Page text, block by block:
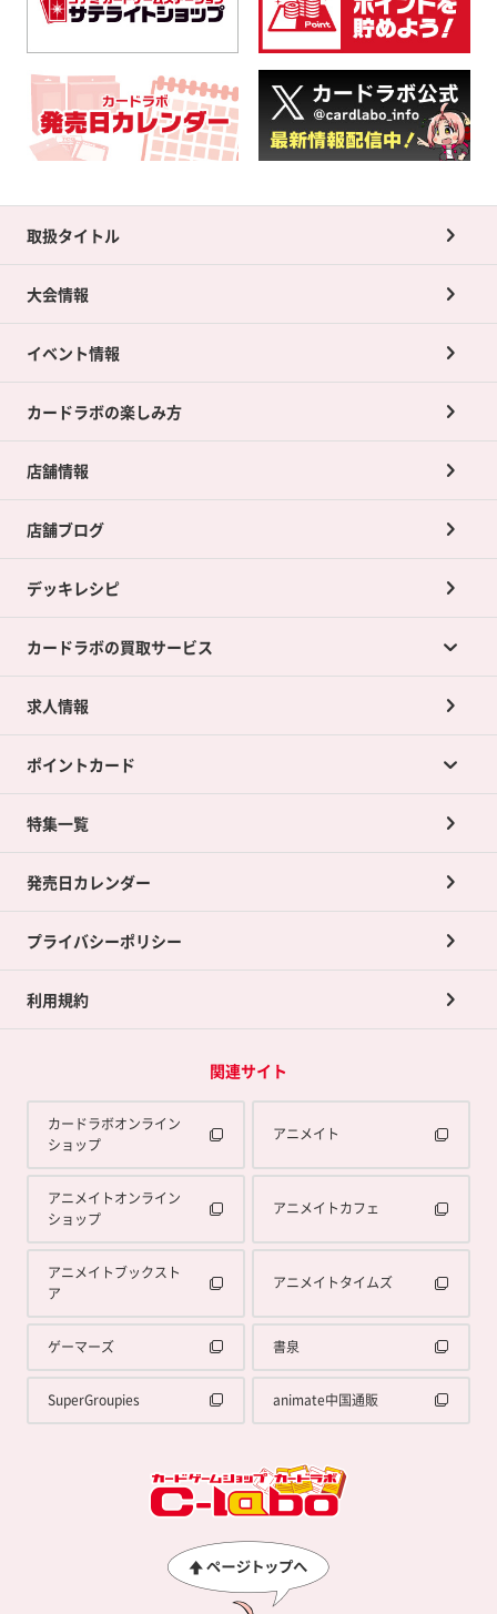
取扱タイトル
大会情報
イベント情報
カードラボの楽しみ方
店舗情報
店舗ブログ
デッキレシピ
カードラボの買取サービス
カードラボの買取サービスTOP
店舗買取について
ネット買取について
買取承諾書について
求人情報
ポイントカード
ポイントカードTOP
ポイント交換景品
特集一覧
発売日カレンダー
プライバシーポリシー
利用規約
関連サイト
カードラボオンライン
ショップ
アニメイト
アニメイトオンライン
ショップ
アニメイトカフェ
アニメイトブックスト
ア
アニメイトタイムズ
ゲーマーズ 書泉
SuperGroupies animate中国通販